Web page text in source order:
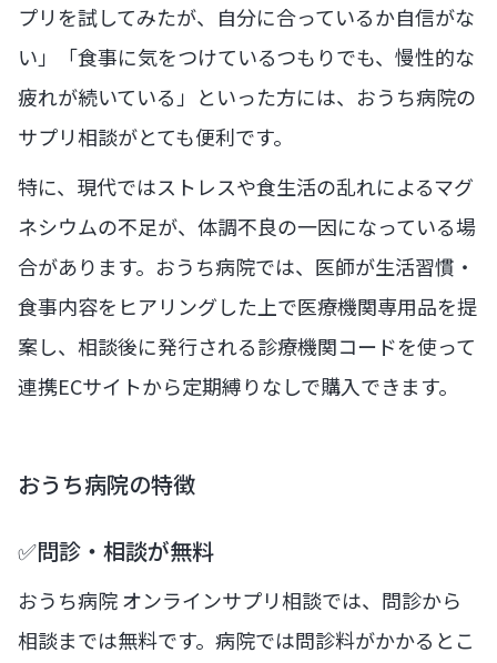
プリを試してみたが、自分に合っているか自信がな
い」「食事に気をつけているつもりでも、慢性的な
疲れが続いている」といった方には、おうち病院の
サプリ相談がとても便利です。
特に、現代ではストレスや食生活の乱れによるマグ
ネシウムの不足が、体調不良の一因になっている場
合があります。おうち病院では、医師が生活習慣・
食事内容をヒアリングした上で医療機関専用品を提
案し、相談後に発行される診療機関コードを使って
連携ECサイトから定期縛りなしで購入できます。
おうち病院の特徴
✅問診・相談が無料
おうち病院 オンラインサプリ相談では、問診から
相談までは無料です。病院では問診料がかかるとこ